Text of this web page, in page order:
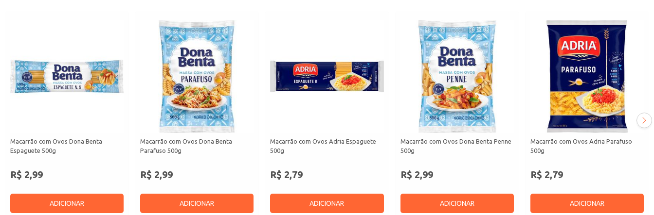
Macarrão com Ovos Dona Benta
Espaguete 500g
R$ 2,99
ADICIONAR
Macarrão com Ovos Dona Benta
Parafuso 500g
R$ 2,99
ADICIONAR
Macarrão com Ovos Adria Espaguete
500g
R$ 2,79
ADICIONAR
Macarrão com Ovos Dona Benta Penne
500g
R$ 2,99
ADICIONAR
Macarrão com Ovos Adria Parafuso
500g
R$ 2,79
ADICIONAR